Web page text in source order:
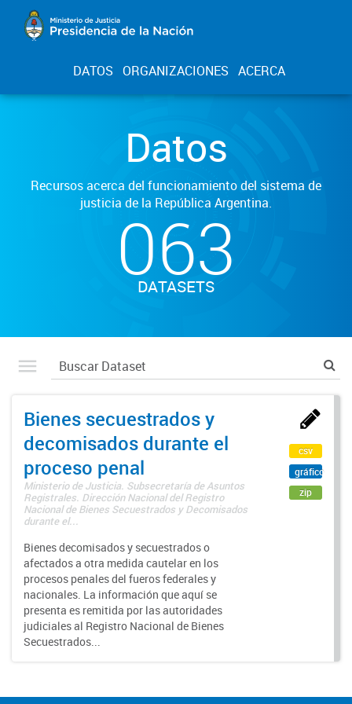
DATOS ORGANIZACIONES ACERCA
Datos
Recursos acerca del funcionamiento del sistema de
justicia de la República Argentina.
063
DATASETS
Bienes secuestrados y
decomisados durante el
proceso penal
Ministerio de Justicia. Subsecretaría de Asuntos
Registrales. Dirección Nacional del Registro
Nacional de Bienes Secuestrados y Decomisados
durante el...
Bienes decomisados y secuestrados o
afectados a otra medida cautelar en los
procesos penales del fueros federales y
nacionales. La información que aquí se
presenta es remitida por las autoridades
judiciales al Registro Nacional de Bienes
Secuestrados...
csv
gráfico
zip